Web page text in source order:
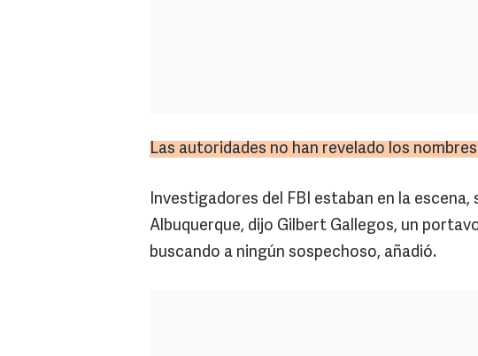
Las autoridades no han revelado los
Investigadores del FBI estaban en la
Albuquerque, dijo Gilbert Gallegos, un
buscando a ningún sospechoso, añadió.